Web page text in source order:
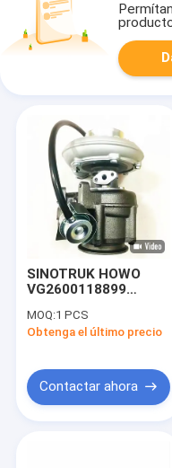
SINOTRUK HOWO
VG2600118899
para camiones
Turbocompresor
MOQ:1 PCS
Obtenga el último precio
Contactar ahora